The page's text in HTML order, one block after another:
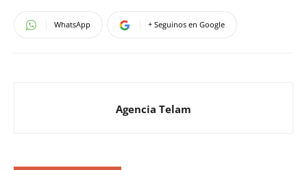
WhatsApp + Seguinos en Google
Agencia Telam